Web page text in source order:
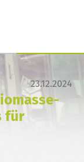
23.12.2024
für